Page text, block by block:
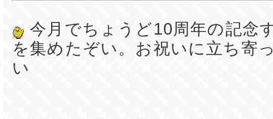
今月でちょうど10周年の記念
を集めたぞい。お祝いに立ち寄
い